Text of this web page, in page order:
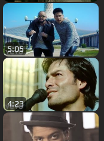
5:05
4:23